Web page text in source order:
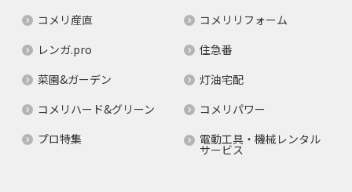
コメリ産直
コメリリフォーム
レンガ.pro
住急番
菜園&ガーデン
灯油宅配
コメリハード&グリーン
コメリパワー
プロ特集
電動工具・機械レンタル
サービス